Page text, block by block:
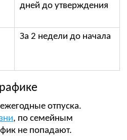
дней до утверждения
За 2 недели до начала
отпуска.
, по семейным
не попадают.